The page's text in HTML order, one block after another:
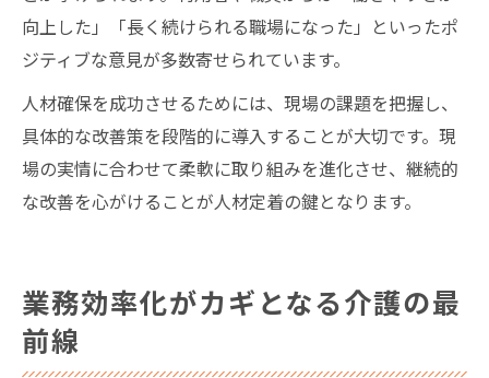
向上した」「長く続けられる職場になった」といったポ
ジティブな意見が多数寄せられています。
人材確保を成功させるためには、現場の課題を把握し、
具体的な改善策を段階的に導入することが大切です。現
場の実情に合わせて柔軟に取り組みを進化させ、継続的
な改善を心がけることが人材定着の鍵となります。
業務効率化がカギとなる介護の最
前線